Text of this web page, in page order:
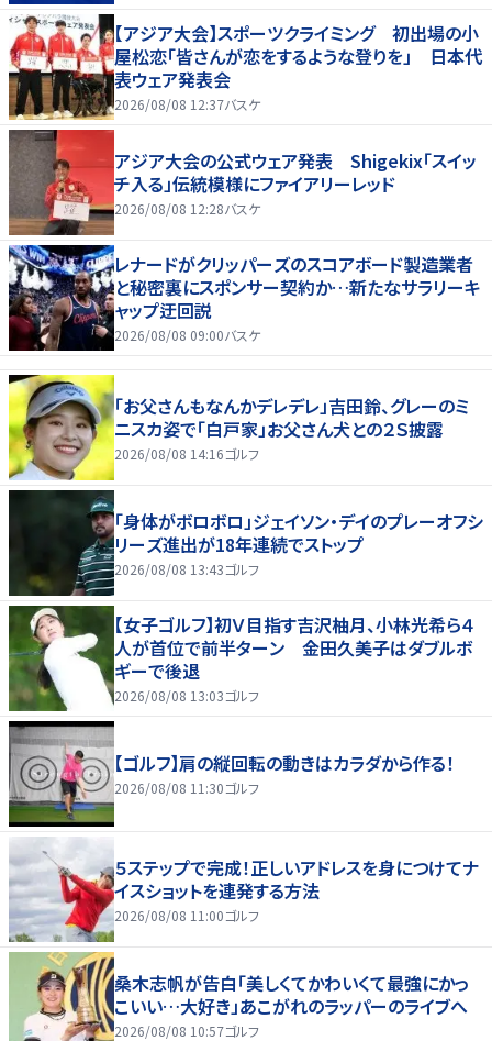
【アジア大会】スポーツクライミング 初出場の小
屋松恋「皆さんが恋をするような登りを」 日本代
表ウェア発表会
2026/08/08 12:37バスケ
アジア大会の公式ウェア発表 Shigekix「スイッ
チ入る」伝統模様にファイアリーレッド
2026/08/08 12:28バスケ
レナードがクリッパーズのスコアボード製造業者
と秘密裏にスポンサー契約か‬…新たなサラリーキ
ャップ迂回説
2026/08/08 09:00バスケ
「お父さんもなんかデレデレ」吉田鈴、グレーのミ
ニスカ姿で「白戸家」お父さん犬との２Ｓ披露
2026/08/08 14:16ゴルフ
「身体がボロボロ」ジェイソン・デイのプレーオフシ
リーズ進出が18年連続でストップ
2026/08/08 13:43ゴルフ
【女子ゴルフ】初Ｖ目指す吉沢柚月、小林光希ら４
人が首位で前半ターン 金田久美子はダブルボ
ギーで後退
2026/08/08 13:03ゴルフ
【ゴルフ】肩の縦回転の動きはカラダから作る！
2026/08/08 11:30ゴルフ
５ステップで完成！正しいアドレスを身につけてナ
イスショットを連発する方法
2026/08/08 11:00ゴルフ
桑木志帆が告白「美しくてかわいくて最強にかっ
こいい…大好き」あこがれのラッパーのライブへ
2026/08/08 10:57ゴルフ